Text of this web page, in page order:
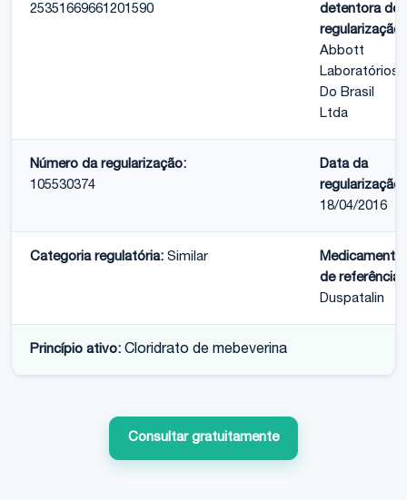
25351669661201590
detentora de
regularização:
Abbott
Laboratórios
Do Brasil
Ltda
Número da regularização:
105530374
Data da
regularização:
18/04/2016
Categoria regulatória: Similar
Medicamento
de referência:
Duspatalin
Princípio ativo: Cloridrato de mebeverina
Consultar gratuitamente